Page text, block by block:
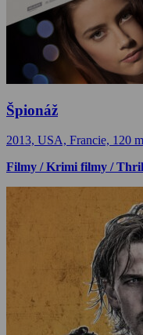
Špionáž
2013, USA, Francie, 120
Filmy / Krimi filmy /